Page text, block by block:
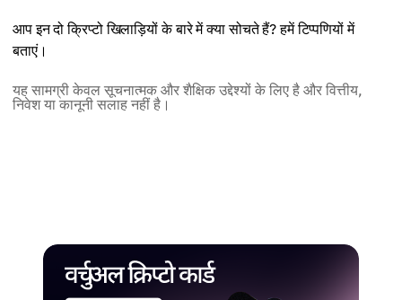
Transactions per Second – TPS (प्रति सेकंड लेन-देन)
लगभग 7 TPS
Fees (शुल्क)
Transaction Speed (लेन-देन की गति)
लगभग 3 सेकंड प्रति ब्लॉक
Transactions per Second – TPS (प्रति सेकंड लेन-देन)
लगभग 160 TPS
शुल्क भुगतान, DeFi, staking, Binance इकोसिस्टम
आप इन दो क्रिप्टो खिलाड़ियों के बारे में क्या सोचते हैं? हमें टिप्पणियों में
बताएं।
यह सामग्री केवल सूचनात्मक और शैक्षिक उद्देश्यों के लिए है और वित्तीय,
निवेश या कानूनी सलाह नहीं है।